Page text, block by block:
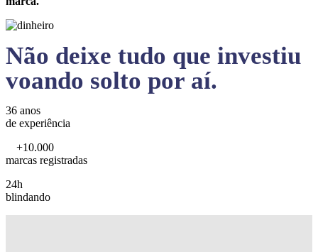
Não deixe tudo que investiu
voando solto por aí.
36 anos
de experiência
+10.000
marcas registradas
24h
blindando